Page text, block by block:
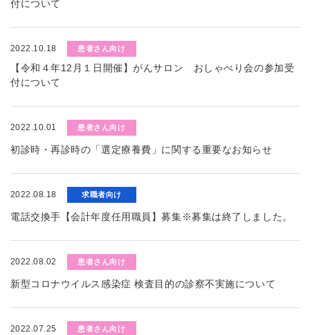
付について
2022.10.18 患者さん向け
【令和４年12月１日開催】がんサロン おしゃべり会の参加受
付について
2022.10.01 患者さん向け
初診時・再診時の「選定療養費」に関する重要なお知らせ
2022.08.18 求職者向け
電話交換手【会計年度任用職員】募集※募集は終了しました。
2022.08.02 患者さん向け
新型コロナウイルス感染症 検査目的の診察不実施について
2022.07.25 患者さん向け